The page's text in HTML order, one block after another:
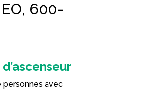
600-
personnes avec